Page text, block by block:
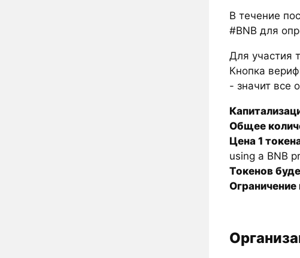
В течение
#BNB для
Для участия
Кнопка
- значит все
Общее
Цена 1
using a BNB
Токенов
Ограничение